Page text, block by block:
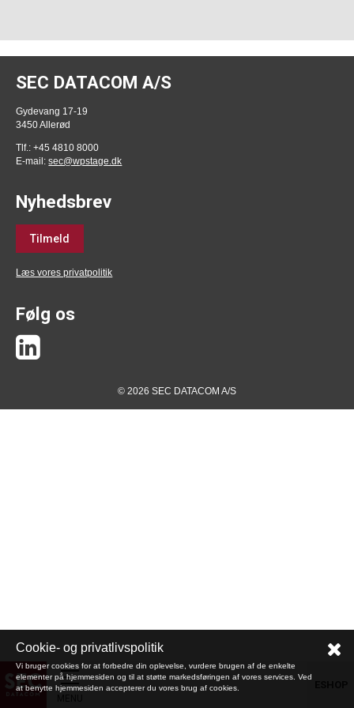
SEC DATACOM A/S
Gydevang 17-19
3450 Allerød
Tlf.: +45 4810 8000
E-mail:sec@wpstage.dk
Nyhedsbrev
Tilmeld
Læs vores privatpolitik
Følg os
© 2026 SEC DATACOM A/S
Cookie- og privatlivspolitik
Vi bruger cookies for at forbedre din oplevelse, vurdere brugen af de enkelte
elementer på hjemmesiden og til at støtte markedsføringen af vores services. Ved
at benytte hjemmesiden accepterer du vores brug af cookies.